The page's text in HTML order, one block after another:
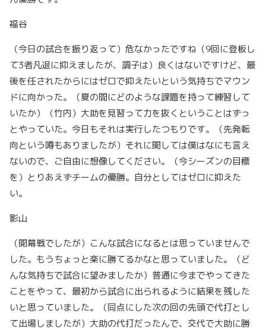
福谷
（今日の試合を振り返って）危なかったですね（9回に登板し
て3者凡退に抑えましたが、調子は）良くはないですけど、最
後を任されたからにはゼロで抑えたいという気持ちでマウン
ドに向かった。（夏の間にどのような課題を持って練習して
いたか）（竹内）大助を見習って力を抜くということはずっ
とやっていた。今日もそれは実行したつもりです。（先発転
向という噂もありましたが）それに関しては僕はなにも言え
ないので、ご自由に想像してください。（今シーズンの目標
を）とりあえずチームの優勝。自分としてはゼロに抑えた
い。
影山
（開幕戦でしたが）こんな試合になるとは思っていませんで
した。もうちょっと楽に勝てるかなと思っていました。（ど
んな気持ちで試合に望みましたか）普通に今までやってきた
ことをやって、最初から試合に出られるように結果を残した
いと思っていました。（同点にした次の回の先頭で代打とし
て出場しましたが）大助の代打だったんで、交代で大助に勝